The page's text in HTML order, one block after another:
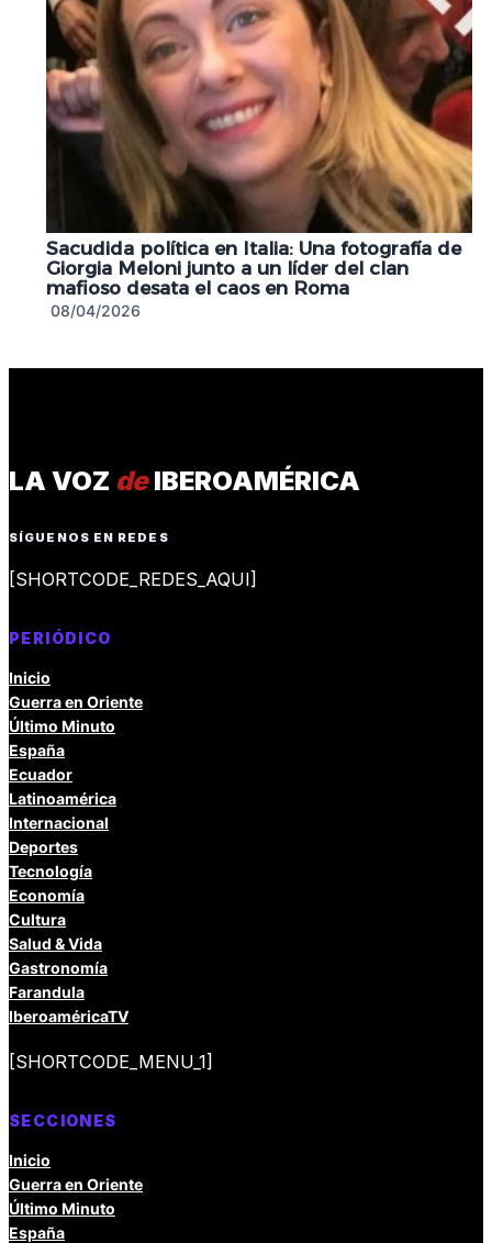
Sacudida política en Italia: Una fotografía de
Giorgia Meloni junto a un líder del clan
mafioso desata el caos en Roma
08/04/2026
LA VOZ deIBEROAMÉRICA
SÍGUENOS EN REDES
[SHORTCODE_REDES_AQUI]
PERIÓDICO
Inicio
Guerra en Oriente
Último Minuto
España
Ecuador
Latinoamérica
Internacional
Deportes
Tecnología
Economía
Cultura
Salud & Vida
Gastronomía
Farandula
IberoaméricaTV
[SHORTCODE_MENU_1]
SECCIONES
Inicio
Guerra en Oriente
Último Minuto
España